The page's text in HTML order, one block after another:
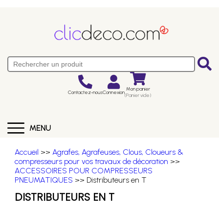
Contactez-nousConnexion Mon panier
(Panier vide)
MENU
Accueil >> Agrafes, Agrafeuses, Clous, Cloueurs &
compresseurs pour vos travaux de décoration >>
ACCESSOIRES POUR COMPRESSEURS
PNEUMATIQUES >> Distributeurs en T
DISTRIBUTEURS EN T